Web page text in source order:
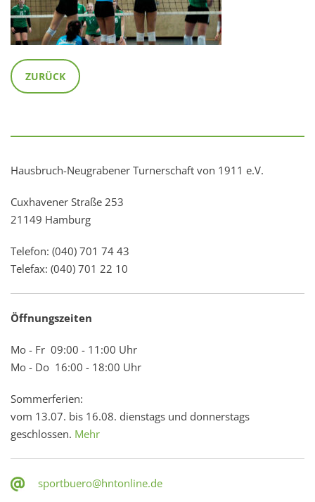
ZURÜCK
Hausbruch-Neugrabener Turnerschaft von 1911 e.V.
Cuxhavener Straße 253
21149 Hamburg
Telefon: (040) 701 74 43
Telefax: (040) 701 22 10
Öffnungszeiten
Mo - Fr 09:00 - 11:00 Uhr
Mo - Do 16:00 - 18:00 Uhr
Sommerferien:
vom 13.07. bis 16.08. dienstags und donnerstags
geschlossen. Mehr
sportbuero@hntonline.de